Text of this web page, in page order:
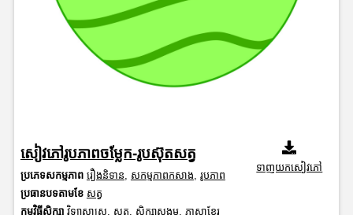
សៀវភៅរូបភាពចម្លែក-រូបស៊ុតសត្វ
ប្រភេទសកម្មភាព រឿងនិទាន, សកម្មភាពកសាង, រូបភាព
ប្រធានបទតាមខែ សត្វ
កម្មវិធីសិក្សា វិទ្យាសាស្រ្ត, សត្វ, សិក្សាសង្គម, ភាសាខ្មែរ
ទាញយកសៀវភៅ